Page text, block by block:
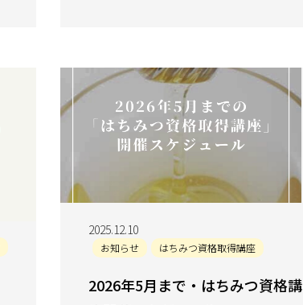
2025.12.10
お知らせ はちみつ資格取得講座
2026年5月まで・はちみつ資格講